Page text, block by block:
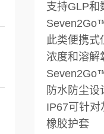
支持GLP和
此类便携式
浓度和溶解
防水防尘设
IP67可针
橡胶护套